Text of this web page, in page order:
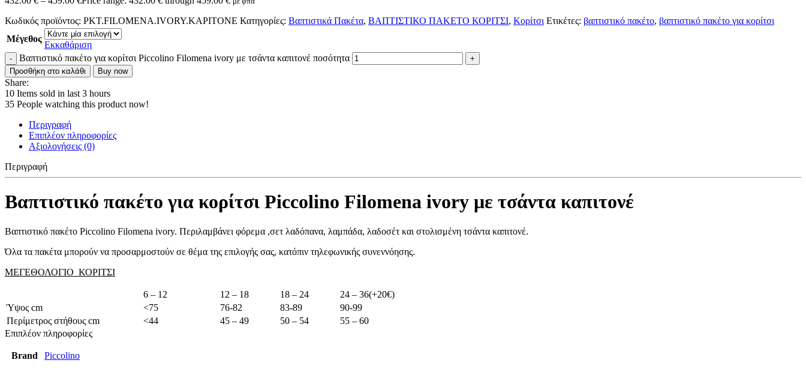
Κωδικός προϊόντος: PKT.FILOMENA.IVORY.KAPITONE Κατηγορίες: Βαπτιστικά Πακέτα, ΒΑΠΤΙΣΤΙΚΟ ΠΑΚΕΤΟ ΚΟΡΙΤΣΙ, Κορίτσι Ετικέτες: βαπτιστικό πακέτο, βαπτιστικό πακέτο για κορίτσι
Μέγεθος
Εκκαθάριση
Βαπτιστικό πακέτο για κορίτσι Piccolino Filomena ivory με τσάντα καπιτονέ ποσότητα
Προσθήκη στο καλάθι Buy now
Share:
10 Items sold in last 3 hours
35 People watching this product now!
Περιγραφή
Επιπλέον πληροφορίες
Αξιολογήσεις (0)
Περιγραφή
Βαπτιστικό πακέτο για κορίτσι Piccolino Filomena ivory με τσάντα καπιτονέ
Βαπτιστικό πακέτο Piccolino Filomena ivory. Περιλαμβάνει φόρεμα ,σετ λαδόπανα, λαμπάδα, λαδοσέτ και στολισμένη τσάντα καπιτονέ.
Όλα τα πακέτα μπορούν να προσαρμοστούν σε θέμα της επιλογής σας, κατόπιν τηλεφωνικής συνεννόησης.
ΜΕΓΕΘΟΛΟΓΙΟ ΚΟΡΙΤΣΙ
6 – 12 12 – 18 18 – 24
24 – 36(+20€)
Ύψος cm
<75 76-82 83-89
90-99
Περίμετρος στήθους cm
<44 45 – 49 50 – 54
55 – 60
Επιπλέον πληροφορίες
Brand Piccolino